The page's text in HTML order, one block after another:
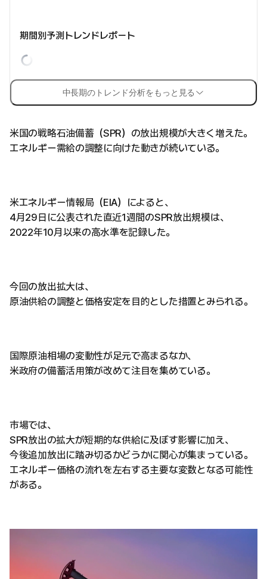
期間別予測トレンドレポート
中長期のトレンド分析をもっと見る
米国の戦略石油備蓄（SPR）の放出規模が大きく増えた。
エネルギー需給の調整に向けた動きが続いている。
米エネルギー情報局（EIA）によると、
4月29日に公表された直近1週間のSPR放出規模は、
2022年10月以来の高水準を記録した。
今回の放出拡大は、
原油供給の調整と価格安定を目的とした措置とみられる。
国際原油相場の変動性が足元で高まるなか、
米政府の備蓄活用策が改めて注目を集めている。
市場では、
SPR放出の拡大が短期的な供給に及ぼす影響に加え、
今後追加放出に踏み切るかどうかに関心が集まっている。
エネルギー価格の流れを左右する主要な変数となる可能性
がある。